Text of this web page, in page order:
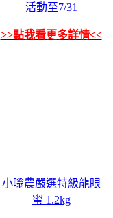
活動至7/31
>>點我看更多詳情<<
小嗡農嚴選特級龍眼
蜜 1.2kg